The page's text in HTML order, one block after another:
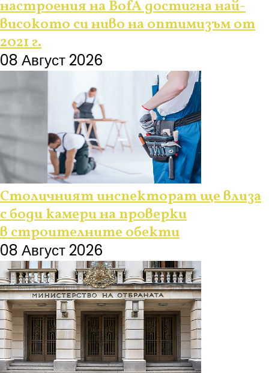
настроения на BofA достигна най-
високото си ниво на оптимизъм от
2021 г.
08 Август 2026
Столичният инспекторат ще влиза
с боди камери на проверки
в строителните обекти
08 Август 2026